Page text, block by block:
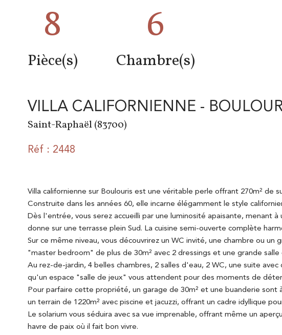
8
Pièce(s)
6
Chambre(s)
VILLA CALIFORNIENNE -
Saint-Raphaël (83700)
Réf : 2448
Villa californienne sur Boulouris est une véritable perle offrant 270m² de
Construite dans les années 60, elle incarne élégamment le style
Dès l'entrée, vous serez accueilli par une luminosité apaisante, menant à
donne sur une terrasse plein Sud. La cuisine semi-ouverte complète
Sur ce même niveau, vous découvrirez un WC invité, une chambre ou un
"master bedroom" de plus de 30m² avec 2 dressings et une grande salle
Au rez-de-jardin, 4 belles chambres, 2 salles d'eau, 2 WC, une suite avec
qu'un espace "salle de jeux" vous attendent pour des moments de
Pour parfaire cette propriété, un garage de 30m² et une buanderie sont
un terrain de 1220m² avec piscine et jacuzzi, offrant un cadre idyllique
Le solarium vous séduira avec sa vue imprenable, offrant même un
havre de paix où il fait bon vivre.